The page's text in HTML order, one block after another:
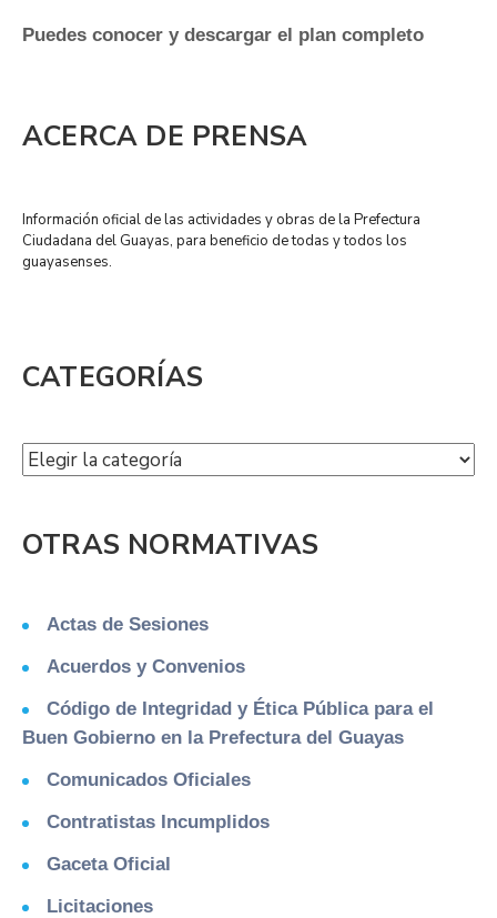
Puedes conocer y descargar el plan completo
ACERCA DE PRENSA
Información oficial de las actividades y obras de la Prefectura
Ciudadana del Guayas, para beneficio de todas y todos los
guayasenses.
CATEGORÍAS
OTRAS NORMATIVAS
Actas de Sesiones
Acuerdos y Convenios
Código de Integridad y Ética Pública para el
Buen Gobierno en la Prefectura del Guayas
Comunicados Oficiales
Contratistas Incumplidos
Gaceta Oficial
Licitaciones